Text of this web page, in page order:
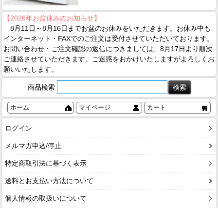
【2026年お盆休みのお知らせ】
8月11日～8月16日までお盆のお休みをいただきます。お休み中も
インターネット・FAXでのご注文は受付させていただいております。
お問い合わせ・ご注文確認の返信につきましては、8月17日より順次
ご連絡させていただきます。ご迷惑をおかけいたしますがよろしくお
願いいたします。
商品検索
ホーム マイページ カート
ログイン
メルマガ申込/停止
特定商取引法に基づく表示
送料とお支払い方法について
個人情報の取扱いについて